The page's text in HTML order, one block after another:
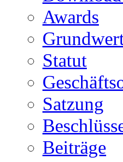
Awards
Statut
Satzung
Beiträge